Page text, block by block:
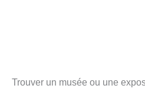
Trouver un musée ou une